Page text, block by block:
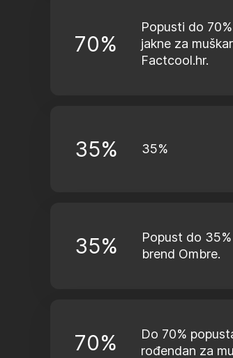
70%
Popusti do
jakne za
Factcool.hr.
35% 35%
35%
Popust do
brend Ombre.
70%
Do 70%
rođendan za